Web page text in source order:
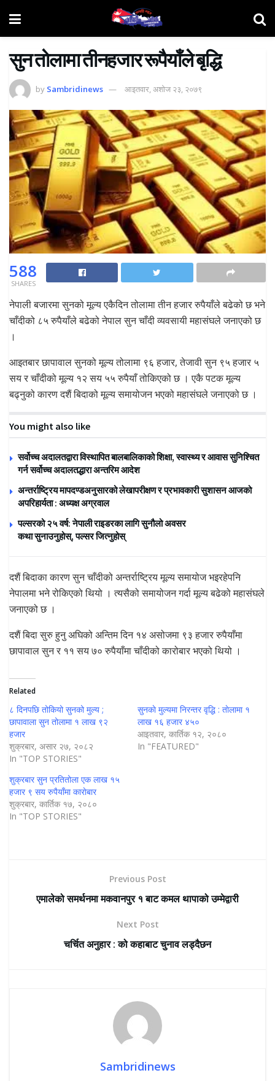
सुन ताेलामा तीनहजार रूपैयाँले बृद्धि
by Sambridinews आइतवार, अशोज २३, २०७९
588
SHARES
नेपाली बजारमा सुनको मूल्य एकैदिन तोलामा तीन हजार रुपैयाँले बढेको छ भने
चाँदीको ८५ रुपैयाँले बढेको नेपाल सुन चाँदी व्यवसायी महासंघले जनाएको छ
।
आइतबार छापावाल सुनको मूल्य तोलामा ९६ हजार, तेजावी सुन ९५ हजार ५
सय र चाँदीको मूल्य १२ सय ५५ रुपैयाँ तोकिएको छ । एकै पटक मूल्य
बढ्नुको कारण दशैं बिदाको मूल्य समायोजन भएको महासंघले जनाएको छ ।
You might also like
सर्वोच्च अदालतद्वारा विस्थापित बालबालिकाको शिक्षा, स्वास्थ्य र आवास सुनिश्चित
गर्न सर्वोच्च अदालतद्धारा अन्तरिम आदेश
अन्तर्राष्ट्रिय मापदण्डअनुसारको लेखापरीक्षण र प्रभावकारी सुशासन आजको
अपरिहार्यता : अध्यक्ष अग्रवाल
पल्सरको २५ वर्ष: नेपाली राइडरका लागि सुनौलो अवसर
कथा सुनाउनुहोस्, पल्सर जित्नुहोस्
दशैं बिदाका कारण सुन चाँदीको अन्तर्राष्ट्रिय मूल्य समायोज भइरहेपनि
नेपालमा भने रोकिएको थियो । त्यसैको समायोजन गर्दा मूल्य बढेको महासंघले
जनाएको छ ।
दशैं बिदा सुरु हुनु अघिको अन्तिम दिन १४ असोजमा ९३ हजार रुपैयाँमा
छापावाल सुन र ११ सय ७० रुपैयाँमा चाँदीको कारोबार भएको थियो ।
Related
८ दिनपछि तोकियो सुनको मुल्य ;
छापावाला सुन तोलामा १ लाख ९२
हजार
शुक्रबार, असार २७, २०८२
In "TOP STORIES"
सुनकाे मुल्यमा निरन्तर वृद्धि : ताेलामा १
लाख १६ हजार ४५०
आइतवार, कार्तिक १२, २०८०
In "FEATURED"
शुक्रबार सुन प्रतितोला एक लाख १५
हजार ९ सय रुपैयाँमा काराेबार
शुक्रबार, कार्तिक १७, २०८०
In "TOP STORIES"
Previous Post
एमालेको समर्थनमा मकवानपुर १ बाट कमल थापाको उम्मेद्वारी
Next Post
चर्चित अनुहार : को कहाबाट चुनाव लड्दैछन
Sambridinews